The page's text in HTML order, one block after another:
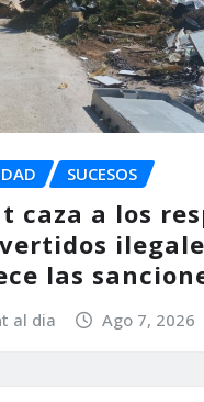
SUCESOS
caza a los
las
al dia Ago 7, 2026